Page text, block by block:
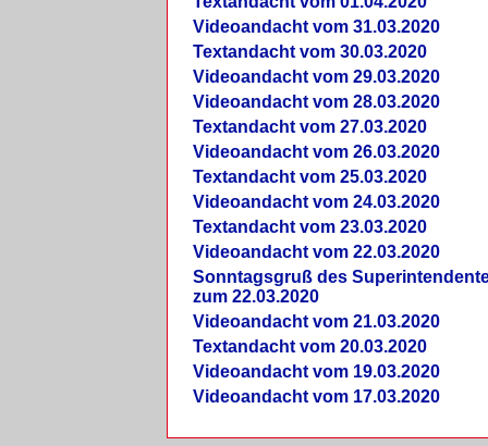
Videoandacht vom 31.03.2020
Textandacht vom 30.03.2020
Videoandacht vom 29.03.2020
Videoandacht vom 28.03.2020
Textandacht vom 27.03.2020
Videoandacht vom 26.03.2020
Textandacht vom 25.03.2020
Videoandacht vom 24.03.2020
Textandacht vom 23.03.2020
Videoandacht vom 22.03.2020
Sonntagsgruß des
zum 22.03.2020
Videoandacht vom 21.03.2020
Textandacht vom 20.03.2020
Videoandacht vom 19.03.2020
Videoandacht vom 17.03.2020